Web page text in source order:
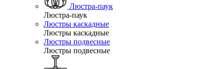
Люстра-паук
Люстра-паук
Люстры каскадные
Люстры каскадные
Люстры подвесные
Люстры подвесные